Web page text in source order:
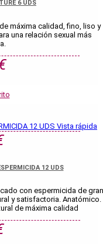
6 UDS
máxima calidad, fino, liso y
una relación sexual más
Vista rápida
12 UDS
con espermicida de gran
y satisfactoria. Anatómico.
de máxima calidad